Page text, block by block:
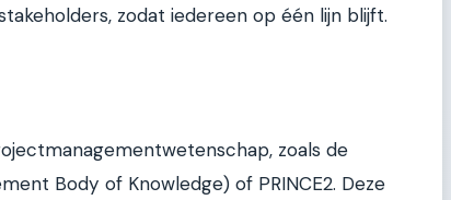
zodat iedereen op één lijn blijft.
zoals de
Body of Knowledge) of PRINCE2. Deze